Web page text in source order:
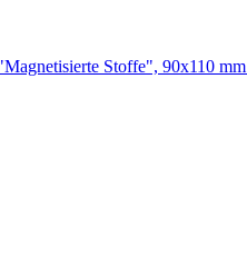
Stoffe", 90x110 mm